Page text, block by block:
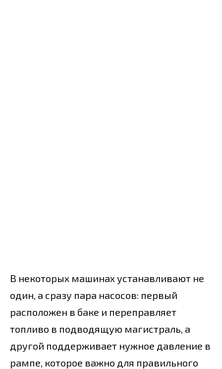
В некоторых машинах устанавливают не
один, а сразу пара насосов: первый
расположен в баке и переправляет
топливо в подводящую магистраль, а
другой поддерживает нужное давление в
рампе, которое важно для правильного